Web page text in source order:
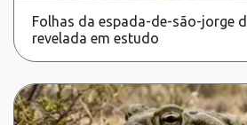
Folhas da espada-de-são-jorge
revelada em estudo